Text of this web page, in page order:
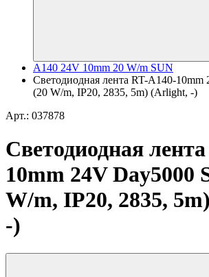
A140 24V 10mm 20 W/m SUN
Светодиодная лента RT-A140-
(20 W/m, IP20, 2835, 5m) (Arlight, -)
Арт.: 037878
Светодиодная
10mm 24V Day5000
W/m, IP20, 2835,
-)